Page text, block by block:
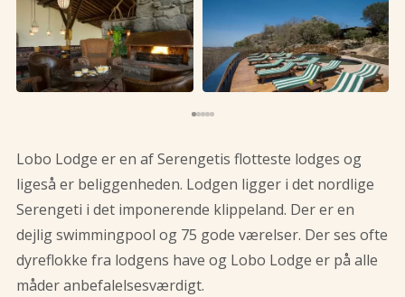
Lobo Lodge er en af Serengetis flotteste lodges og
ligeså er beliggenheden. Lodgen ligger i det nordlige
Serengeti i det imponerende klippeland. Der er en
dejlig swimmingpool og 75 gode værelser. Der ses ofte
dyreflokke fra lodgens have og Lobo Lodge er på alle
måder anbefalelsesværdigt.